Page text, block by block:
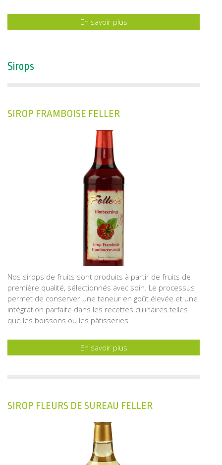
En savoir plus
Sirops
SIROP FRAMBOISE FELLER
Nos sirops de fruits sont produits à partir de fruits de
première qualité, sélectionnés avec soin. Le processus
permet de conserver une teneur en goût élevée et une
intégration parfaite dans les recettes culinaires telles
que les boissons ou les pâtisseries.
En savoir plus
SIROP FLEURS DE SUREAU FELLER